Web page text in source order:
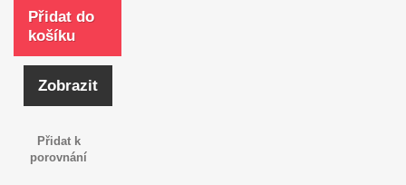
Přidat do
košíku
Zobrazit
Přidat k
porovnání